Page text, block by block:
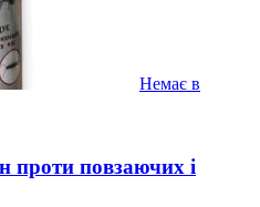
Немає в
проти повзаючих і